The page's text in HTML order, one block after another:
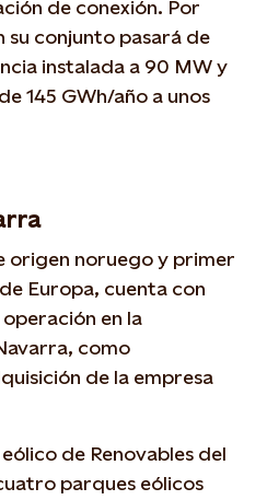
de conexión. Por
su conjunto pasará de
instalada a 90 MW y
145 GWh/año a unos
origen noruego y primer
Europa, cuenta con
en la
como
de la empresa
de Renovables del
parques eólicos